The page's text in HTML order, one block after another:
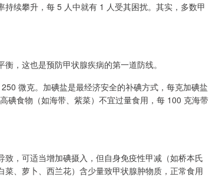
续攀升，每 5 人中就有 1 人受其困扰。其实，多数甲
，这也是预防甲状腺疾病的第一道防线。
微克。加碘盐是最经济安全的补碘方式，每克加碘盐
碘食物（如海带、紫菜）不宜过量食用，每 100 克海带
，可适当增加碘摄入，但自身免疫性甲减（如桥本氏
、萝卜、西兰花）含少量致甲状腺肿物质，正常食用